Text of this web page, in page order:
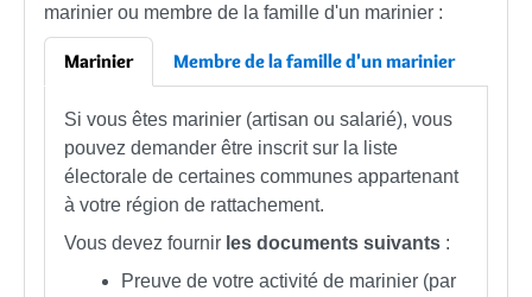
marinier ou membre de la famille d'un marinier :
Marinier Membre de la famille d'un marinier
Si vous êtes marinier (artisan ou salarié), vous
pouvez demander être inscrit sur la liste
électorale de certaines communes appartenant
à votre région de rattachement.
Vous devez fournir les documents suivants :
Preuve de votre activité de marinier (par